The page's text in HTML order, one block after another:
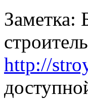
Заметка:
http://